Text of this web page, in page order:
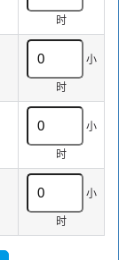
时
小
时
小
时
小
时